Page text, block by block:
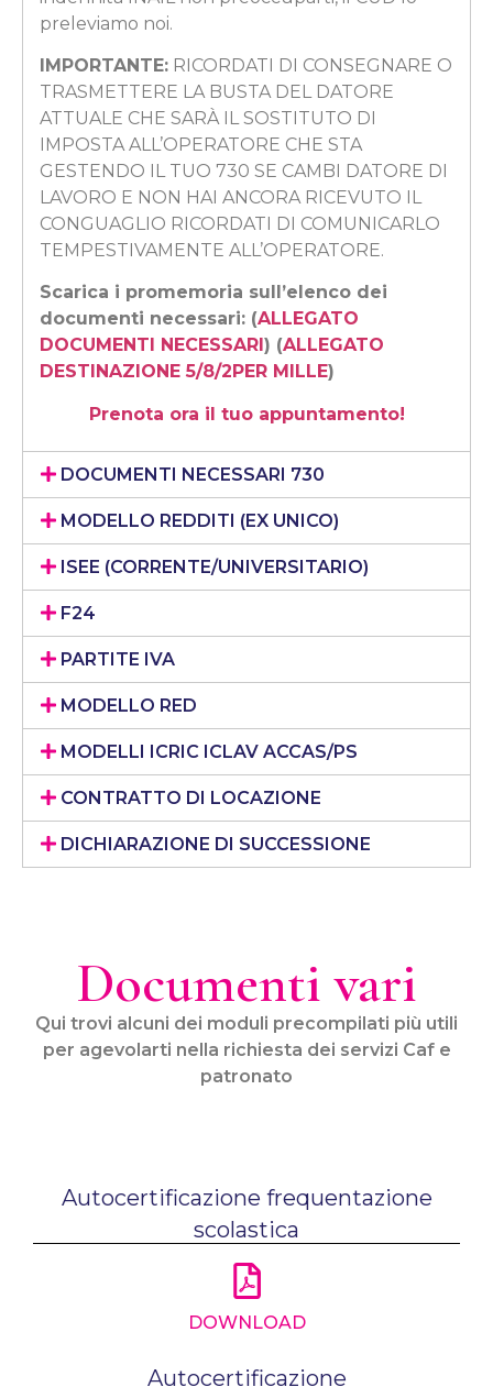
preleviamo noi.
IMPORTANTE: RICORDATI DI CONSEGNARE O
TRASMETTERE LA BUSTA DEL DATORE
ATTUALE CHE SARÀ IL SOSTITUTO DI
IMPOSTA ALL’OPERATORE CHE STA
GESTENDO IL TUO 730 SE CAMBI DATORE DI
LAVORO E NON HAI ANCORA RICEVUTO IL
CONGUAGLIO RICORDATI DI COMUNICARLO
TEMPESTIVAMENTE ALL’OPERATORE.
Scarica i promemoria sull’elenco dei
documenti necessari: (ALLEGATO
DOCUMENTI NECESSARI ) (ALLEGATO
DESTINAZIONE 5/8/2PER MILLE)
Prenota ora il tuo appuntamento!
DOCUMENTI NECESSARI 730
MODELLO REDDITI (EX UNICO)
ISEE (CORRENTE/UNIVERSITARIO)
F24
PARTITE IVA
MODELLO RED
MODELLI ICRIC ICLAV ACCAS/PS
CONTRATTO DI LOCAZIONE
DICHIARAZIONE DI SUCCESSIONE
Documenti vari
Qui trovi alcuni dei moduli precompilati più utili
per agevolarti nella richiesta dei servizi Caf e
patronato
Autocertificazione frequentazione
scolastica
DOWNLOAD
Autocertificazione